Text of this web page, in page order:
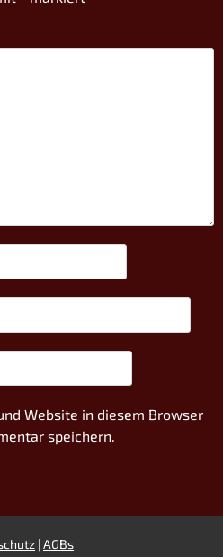
Website in diesem Browser
speichern.
|AGBs